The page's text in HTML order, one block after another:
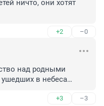
ничто, они хотят
+2 –0
над родными
в небеса…
+3 –3